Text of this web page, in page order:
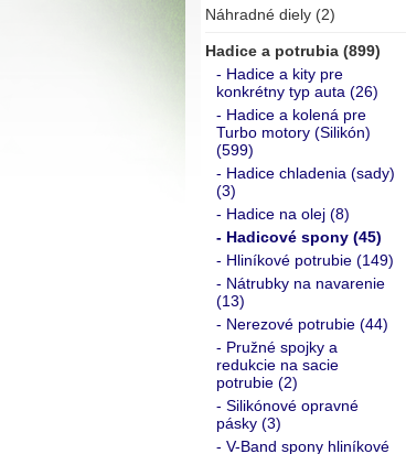
Náhradné diely (2)
Hadice a potrubia (899)
- Hadice a kity pre
konkrétny typ auta (26)
- Hadice a kolená pre
Turbo motory (Silikón)
(599)
- Hadice chladenia (sady)
(3)
- Hadice na olej (8)
- Hadicové spony (45)
- Hliníkové potrubie (149)
- Nátrubky na navarenie
(13)
- Nerezové potrubie (44)
- Pružné spojky a
redukcie na sacie
potrubie (2)
- Silikónové opravné
pásky (3)
- V-Band spony hliníkové